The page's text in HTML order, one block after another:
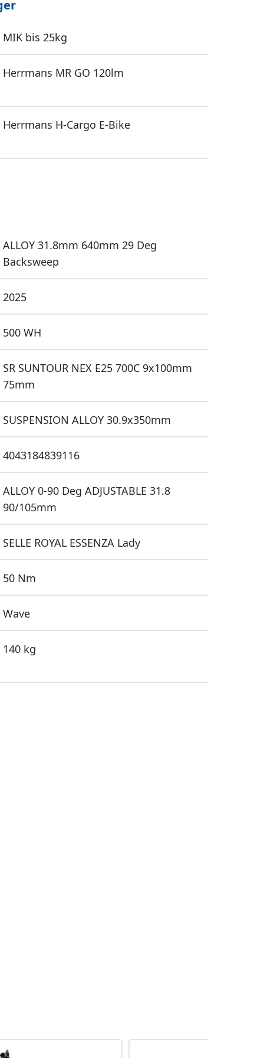
MIK bis 25kg
Herrmans MR GO 120lm
Herrmans H-Cargo E-Bike
ALLOY 31.8mm 640mm 29 Deg
Backsweep
2025
500 WH
SR SUNTOUR NEX E25 700C 9x100mm
75mm
SUSPENSION ALLOY 30.9x350mm
4043184839116
ALLOY 0-90 Deg ADJUSTABLE 31.8
90/105mm
SELLE ROYAL ESSENZA Lady
50 Nm
Wave
140 kg